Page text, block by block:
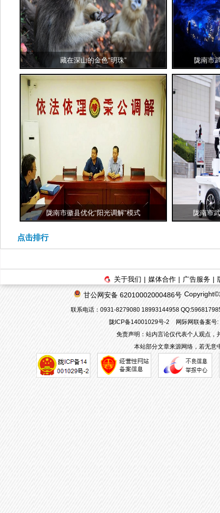
藏在深山的金色“明珠” 陇南市
陇南市徽县优化“阳光调解”模式 陇南市
点击排行
关于我们 | 媒体合作 | 广告服务 |
甘公网安备 62010002000486号
联系电话：0931-8279080 18993144958
陇ICP备14001029号-2
网际网联备案
免责声明：站内言论仅代表个人观点，
本站部分文章来源网络，若无意